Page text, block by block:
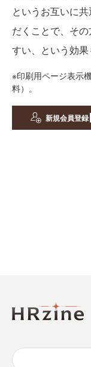
というお互いに
だくことで、そ
すい、という効果
※印刷用ページ表示
料）。
新規会員登録